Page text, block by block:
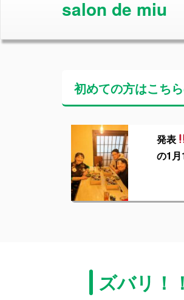
salon de miu
初めての方はこち
発表
の1
ズバリ！